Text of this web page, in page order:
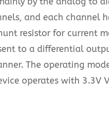
and each channel
resistor for current
to a differential
The operating
operates with 3.3V